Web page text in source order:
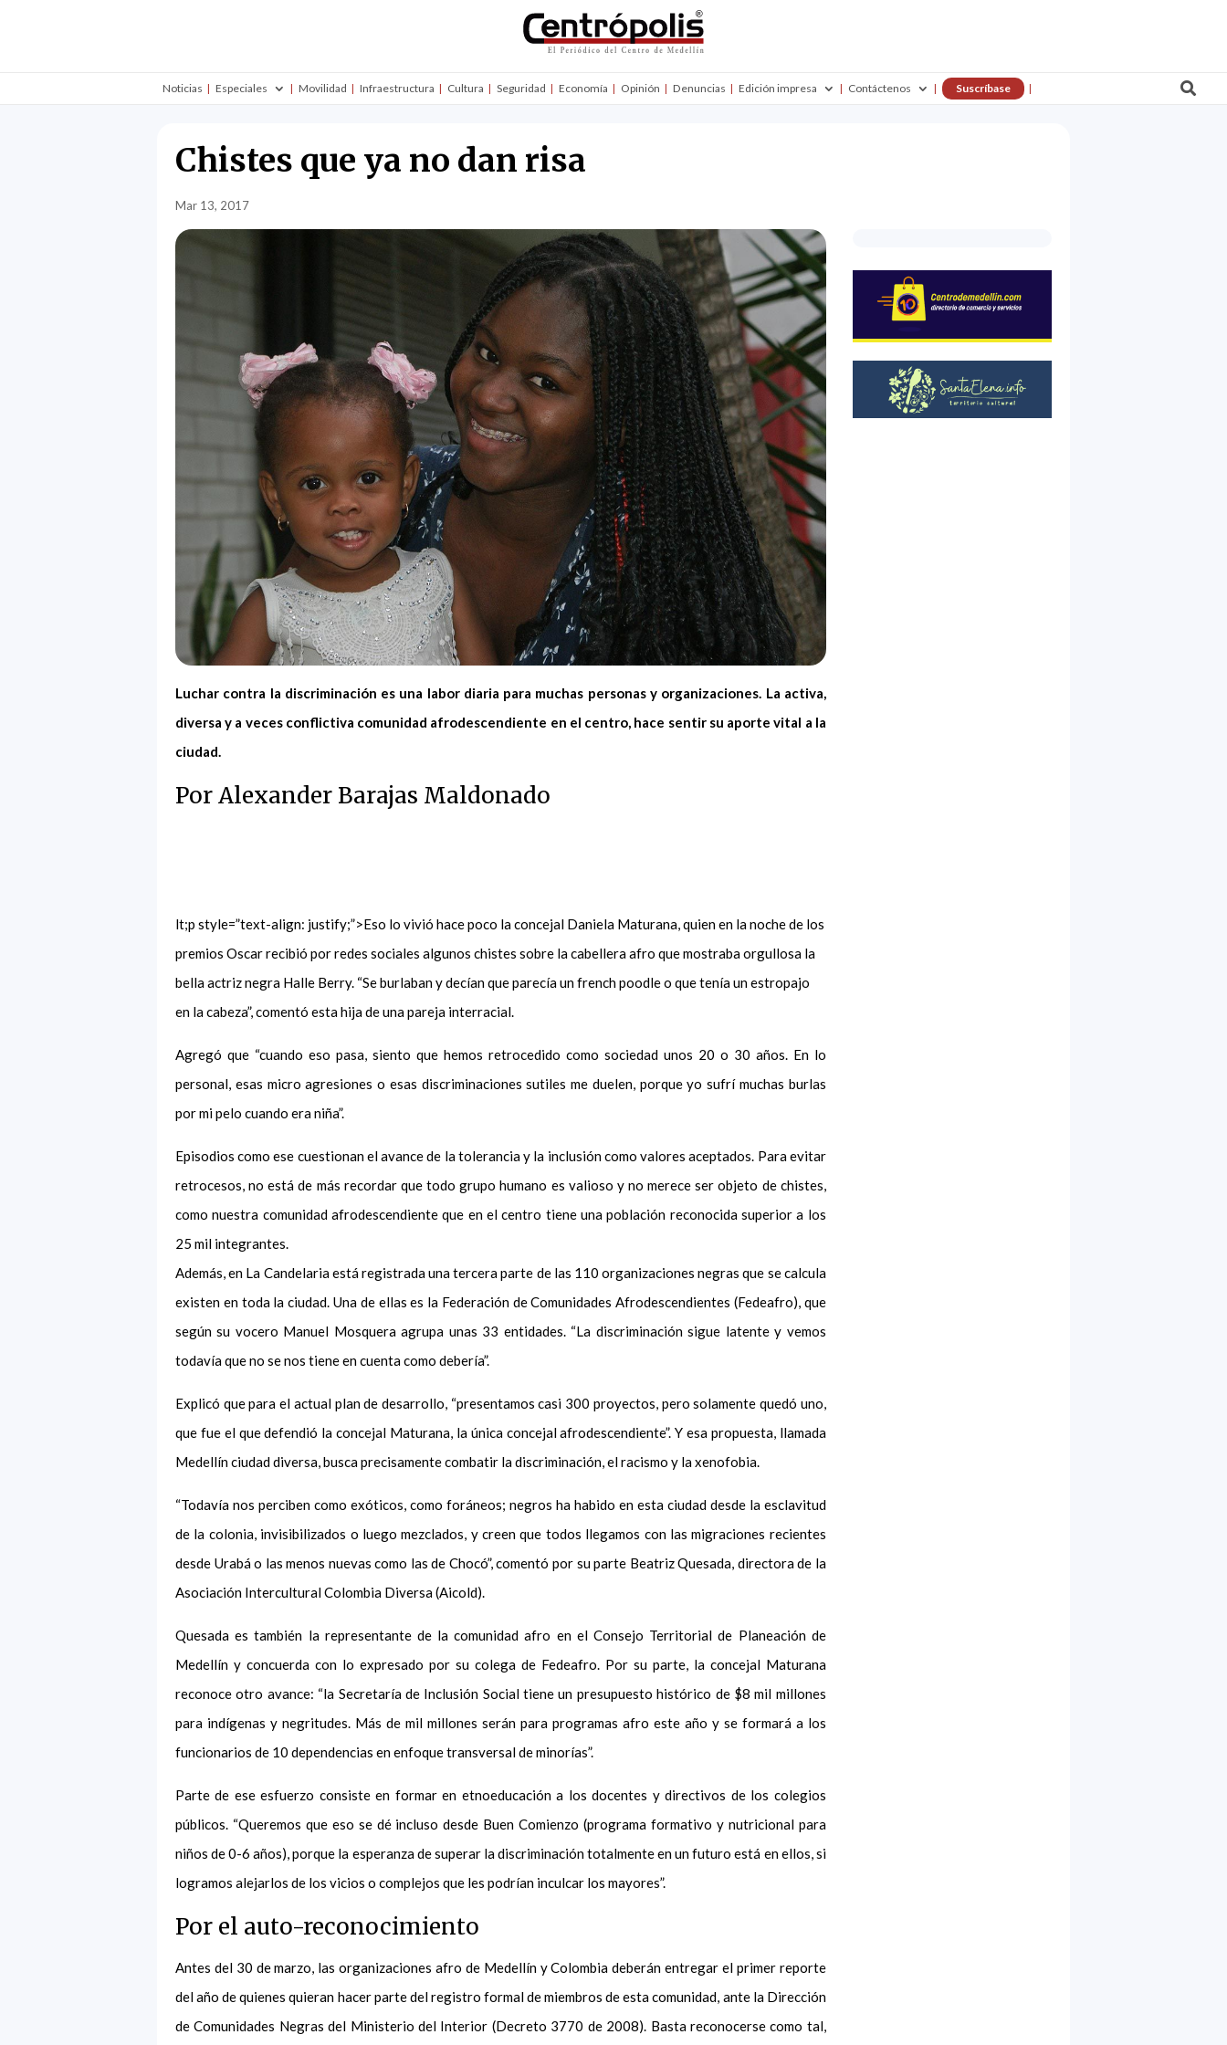
Noticias Especiales Movilidad Infraestructura Cultura Seguridad Economía Opinión Denuncias Edición impresa Contáctenos Suscríbase 
Chistes que ya no dan risa
Mar 13, 2017
Luchar contra la discriminación es una labor diaria para muchas personas y organizaciones. La activa,
diversa y a veces conflictiva comunidad afrodescendiente en el centro, hace sentir su aporte vital a la
ciudad.
Por Alexander Barajas Maldonado
lt;p style=”text-align: justify;”>Eso lo vivió hace poco la concejal Daniela Maturana, quien en la noche de los
premios Oscar recibió por redes sociales algunos chistes sobre la cabellera afro que mostraba orgullosa la
bella actriz negra Halle Berry. “Se burlaban y decían que parecía un french poodle o que tenía un estropajo
en la cabeza”, comentó esta hija de una pareja interracial.
Agregó que “cuando eso pasa, siento que hemos retrocedido como sociedad unos 20 o 30 años. En lo
personal, esas micro agresiones o esas discriminaciones sutiles me duelen, porque yo sufrí muchas burlas
por mi pelo cuando era niña”.
Episodios como ese cuestionan el avance de la tolerancia y la inclusión como valores aceptados. Para evitar
retrocesos, no está de más recordar que todo grupo humano es valioso y no merece ser objeto de chistes,
como nuestra comunidad afrodescendiente que en el centro tiene una población reconocida superior a los
25 mil integrantes.
Además, en La Candelaria está registrada una tercera parte de las 110 organizaciones negras que se calcula
existen en toda la ciudad. Una de ellas es la Federación de Comunidades Afrodescendientes (Fedeafro), que
según su vocero Manuel Mosquera agrupa unas 33 entidades. “La discriminación sigue latente y vemos
todavía que no se nos tiene en cuenta como debería”.
Explicó que para el actual plan de desarrollo, “presentamos casi 300 proyectos, pero solamente quedó uno,
que fue el que defendió la concejal Maturana, la única concejal afrodescendiente”. Y esa propuesta, llamada
Medellín ciudad diversa, busca precisamente combatir la discriminación, el racismo y la xenofobia.
“Todavía nos perciben como exóticos, como foráneos; negros ha habido en esta ciudad desde la esclavitud
de la colonia, invisibilizados o luego mezclados, y creen que todos llegamos con las migraciones recientes
desde Urabá o las menos nuevas como las de Chocó”, comentó por su parte Beatriz Quesada, directora de la
Asociación Intercultural Colombia Diversa (Aicold).
Quesada es también la representante de la comunidad afro en el Consejo Territorial de Planeación de
Medellín y concuerda con lo expresado por su colega de Fedeafro. Por su parte, la concejal Maturana
reconoce otro avance: “la Secretaría de Inclusión Social tiene un presupuesto histórico de $8 mil millones
para indígenas y negritudes. Más de mil millones serán para programas afro este año y se formará a los
funcionarios de 10 dependencias en enfoque transversal de minorías”.
Parte de ese esfuerzo consiste en formar en etnoeducación a los docentes y directivos de los colegios
públicos. “Queremos que eso se dé incluso desde Buen Comienzo (programa formativo y nutricional para
niños de 0-6 años), porque la esperanza de superar la discriminación totalmente en un futuro está en ellos, si
logramos alejarlos de los vicios o complejos que les podrían inculcar los mayores”.
Por el auto-reconocimiento
Antes del 30 de marzo, las organizaciones afro de Medellín y Colombia deberán entregar el primer reporte
del año de quienes quieran hacer parte del registro formal de miembros de esta comunidad, ante la Dirección
de Comunidades Negras del Ministerio del Interior (Decreto 3770 de 2008). Basta reconocerse como tal,